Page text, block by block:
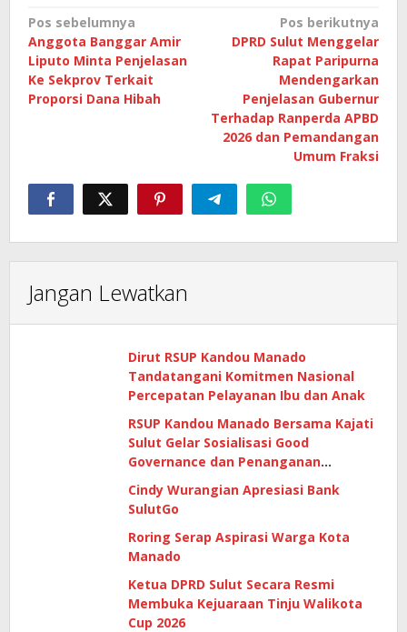
Navigasi
pos
Pos sebelumnya
Anggota Banggar Amir
Liputo Minta Penjelasan
Ke Sekprov Terkait
Proporsi Dana Hibah
Pos berikutnya
DPRD Sulut Menggelar
Rapat Paripurna
Mendengarkan
Penjelasan Gubernur
Terhadap Ranperda APBD
2026 dan Pemandangan
Umum Fraksi
Jangan Lewatkan
Dirut RSUP Kandou Manado
Tandatangani Komitmen Nasional
Percepatan Pelayanan Ibu dan Anak
RSUP Kandou Manado Bersama Kajati
Sulut Gelar Sosialisasi Good
Governance dan Penanganan
Cindy Wurangian Apresiasi Bank
SulutGo
Roring Serap Aspirasi Warga Kota
Manado
Ketua DPRD Sulut Secara Resmi
Membuka Kejuaraan Tinju Walikota
Cup 2026